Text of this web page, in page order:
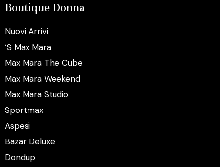
Boutique Donna
Nuovi Arrivi
‘S Max Mara
Max Mara The Cube
Max Mara Weekend
Max Mara Studio
Sportmax
Aspesi
Bazar Deluxe
Dondup